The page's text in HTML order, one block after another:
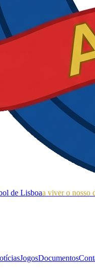
de Lisboaa viver o nosso
JogosDocumentos